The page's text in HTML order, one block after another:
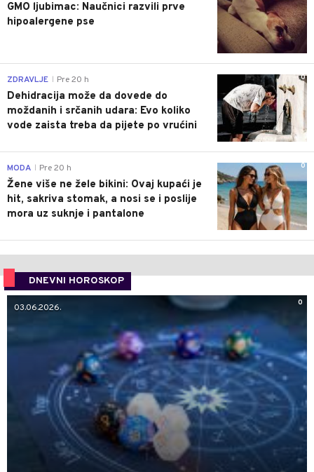
GMO ljubimac: Naučnici razvili prve
hipoalergene pse
0
ZDRAVLJE Pre 20 h
Dehidracija može da dovede do
moždanih i srčanih udara: Evo koliko
vode zaista treba da pijete po vrućini
0
MODA Pre 20 h
Žene više ne žele bikini: Ovaj kupaći je
hit, sakriva stomak, a nosi se i poslije
mora uz suknje i pantalone
DNEVNI HOROSKOP
0
03.06.2026.